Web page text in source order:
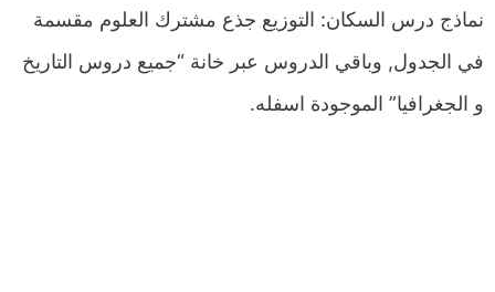
نماذج درس السكان: التوزيع جذع مشترك العلوم مقسمة
في الجدول, وباقي الدروس عبر خانة “جميع دروس التاريخ
و الجغرافيا” الموجودة اسفله.